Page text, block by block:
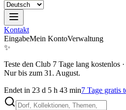
Kontakt
EingabeMein KontoVerwaltung
✨
Teste den Club 7 Tage lang kostenlos ·
Nur bis zum 31. August.
Endet in 23 d 5 h 43 min7 Tage gratis